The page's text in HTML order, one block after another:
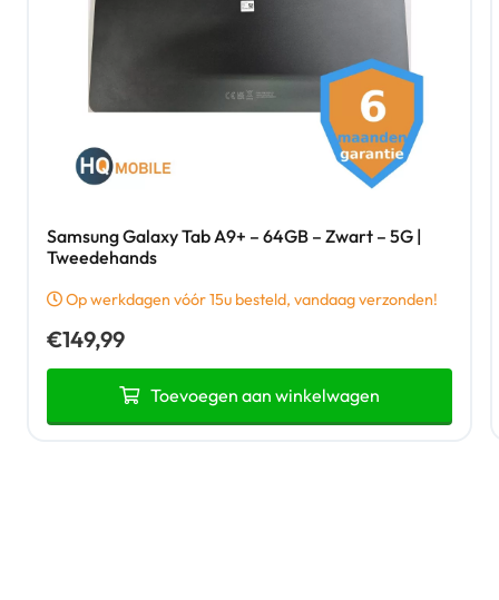
Samsung Galaxy Tab A9+ – 64GB – Zwart – 5G |
Tweedehands
Op werkdagen vóór 15u besteld, vandaag verzonden!
€149,99
Toevoegen aan winkelwagen